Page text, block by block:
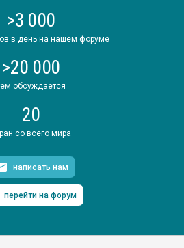
>3 000
в день на нашем форуме
>20 000
обсуждается
20
со всего мира
написать нам
перейти на форум